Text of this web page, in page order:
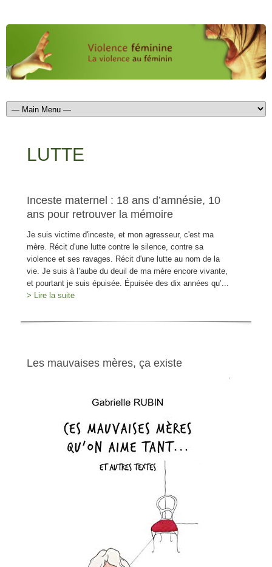
LUTTE
Inceste maternel : 18 ans d’amnésie, 10
ans pour retrouver la mémoire
Je suis victime d'inceste, et mon agresseur, c'est ma
mère. Récit d'une lutte contre le silence, contre sa
violence et ses ravages. Récit d'une lutte au nom de la
vie. Je suis à l’aube du deuil de ma mère encore vivante,
et pourtant je suis épuisée. Épuisée des dix années qu’...
> Lire la suite
Les mauvaises mères, ça existe